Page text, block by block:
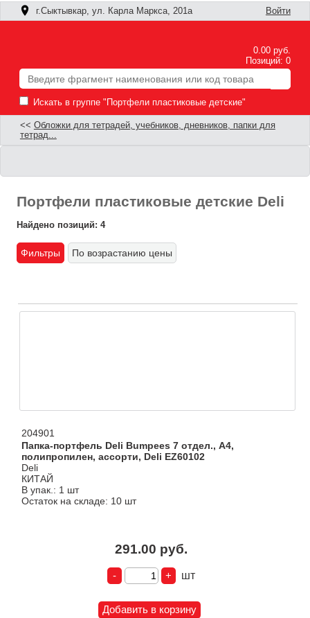
г.Сыктывкар, ул. Карла Маркса, 201а Войти
0.00 руб.
Позиций: 0
Искать в группе "Портфели пластиковые детские"
<< Обложки для тетрадей, учебников, дневников, папки для
тетрад...
Портфели пластиковые детские Deli
Найдено позиций: 4
Фильтры По возрастанию цены
204901
Папка-портфель Deli Bumpees 7 отдел., A4,
полипропилен, ассорти, Deli EZ60102
Deli
КИТАЙ
В упак.: 1 шт
Остаток на складе: 10 шт
291.00 руб.
шт